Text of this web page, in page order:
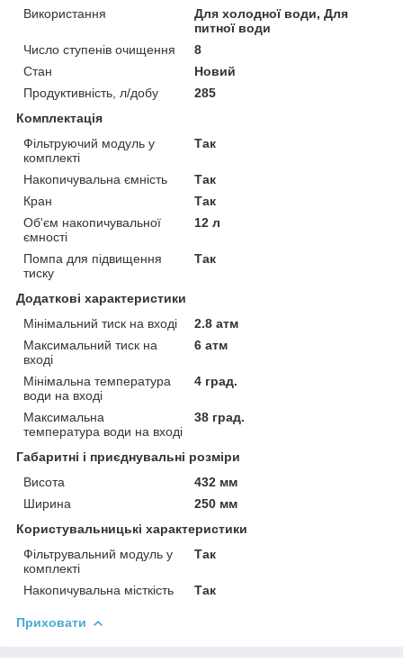
Використання
Для холодної води, Для
питної води
Число ступенів очищення
8
Стан
Новий
Продуктивність, л/добу
285
Комплектація
Фільтруючий модуль у
комплекті
Так
Накопичувальна ємність
Так
Кран
Так
Об'єм накопичувальної
ємності
12 л
Помпа для підвищення
тиску
Так
Додаткові характеристики
Мінімальний тиск на вході
2.8 атм
Максимальний тиск на
вході
6 атм
Мінімальна температура
води на вході
4 град.
Максимальна
температура води на вході
38 град.
Габаритні і приєднувальні розміри
Висота
432 мм
Ширина
250 мм
Користувальницькі характеристики
Фільтрувальний модуль у
комплекті
Так
Накопичувальна місткість Так
Приховати